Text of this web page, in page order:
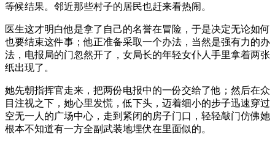
等候结果。邻近那些村子的居民也赶来看热闹。
医生这才明白他是拿了自己的名誉在冒险，于是决定无论如何
也要结束这件事；他正准备采取一个办法，当然是强有力的办
法，电报局的门忽然开了，女局长的年轻女仆人手里拿着两张
纸出现了。
她先朝指挥官走来，把两份电报中的一份交给了他；然后在众
目注视之下，她心里发慌，低下头，迈着细小的步子迅速穿过
空无一人的广场中心，走到紧闭的房子门口，轻轻敲门仿佛她
根本不知道有一方全副武装地埋伏在里面似的。